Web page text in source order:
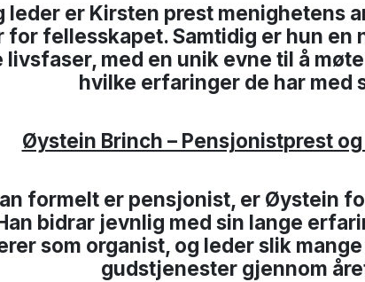
leder er Kirsten prest menighetens
for fellesskapet. Samtidig er hun
livsfaser, med en unik evne til å
hvilke erfaringer de har med
Øystein Brinch – Pensjonistprest
formelt er pensjonist, er Øystein
bidrar jevnlig med sin lange
som organist, og leder slik
gudstjenester gjennom